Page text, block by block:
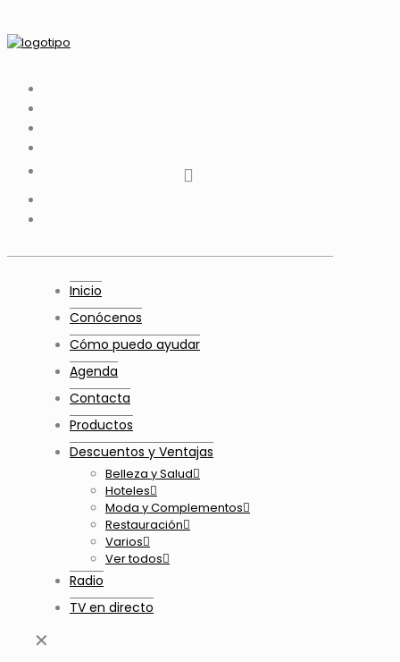
Youtube
Inicio
Conócenos
Cómo puedo ayudar
Agenda
Contacta
Productos
Descuentos y Ventajas
Belleza y Salud
Hoteles
Moda y Complementos
Restauración
Varios
Ver todos
Radio
TV en directo
✕